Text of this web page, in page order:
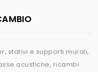
stativi e supporti murali,
acustiche, ricambi